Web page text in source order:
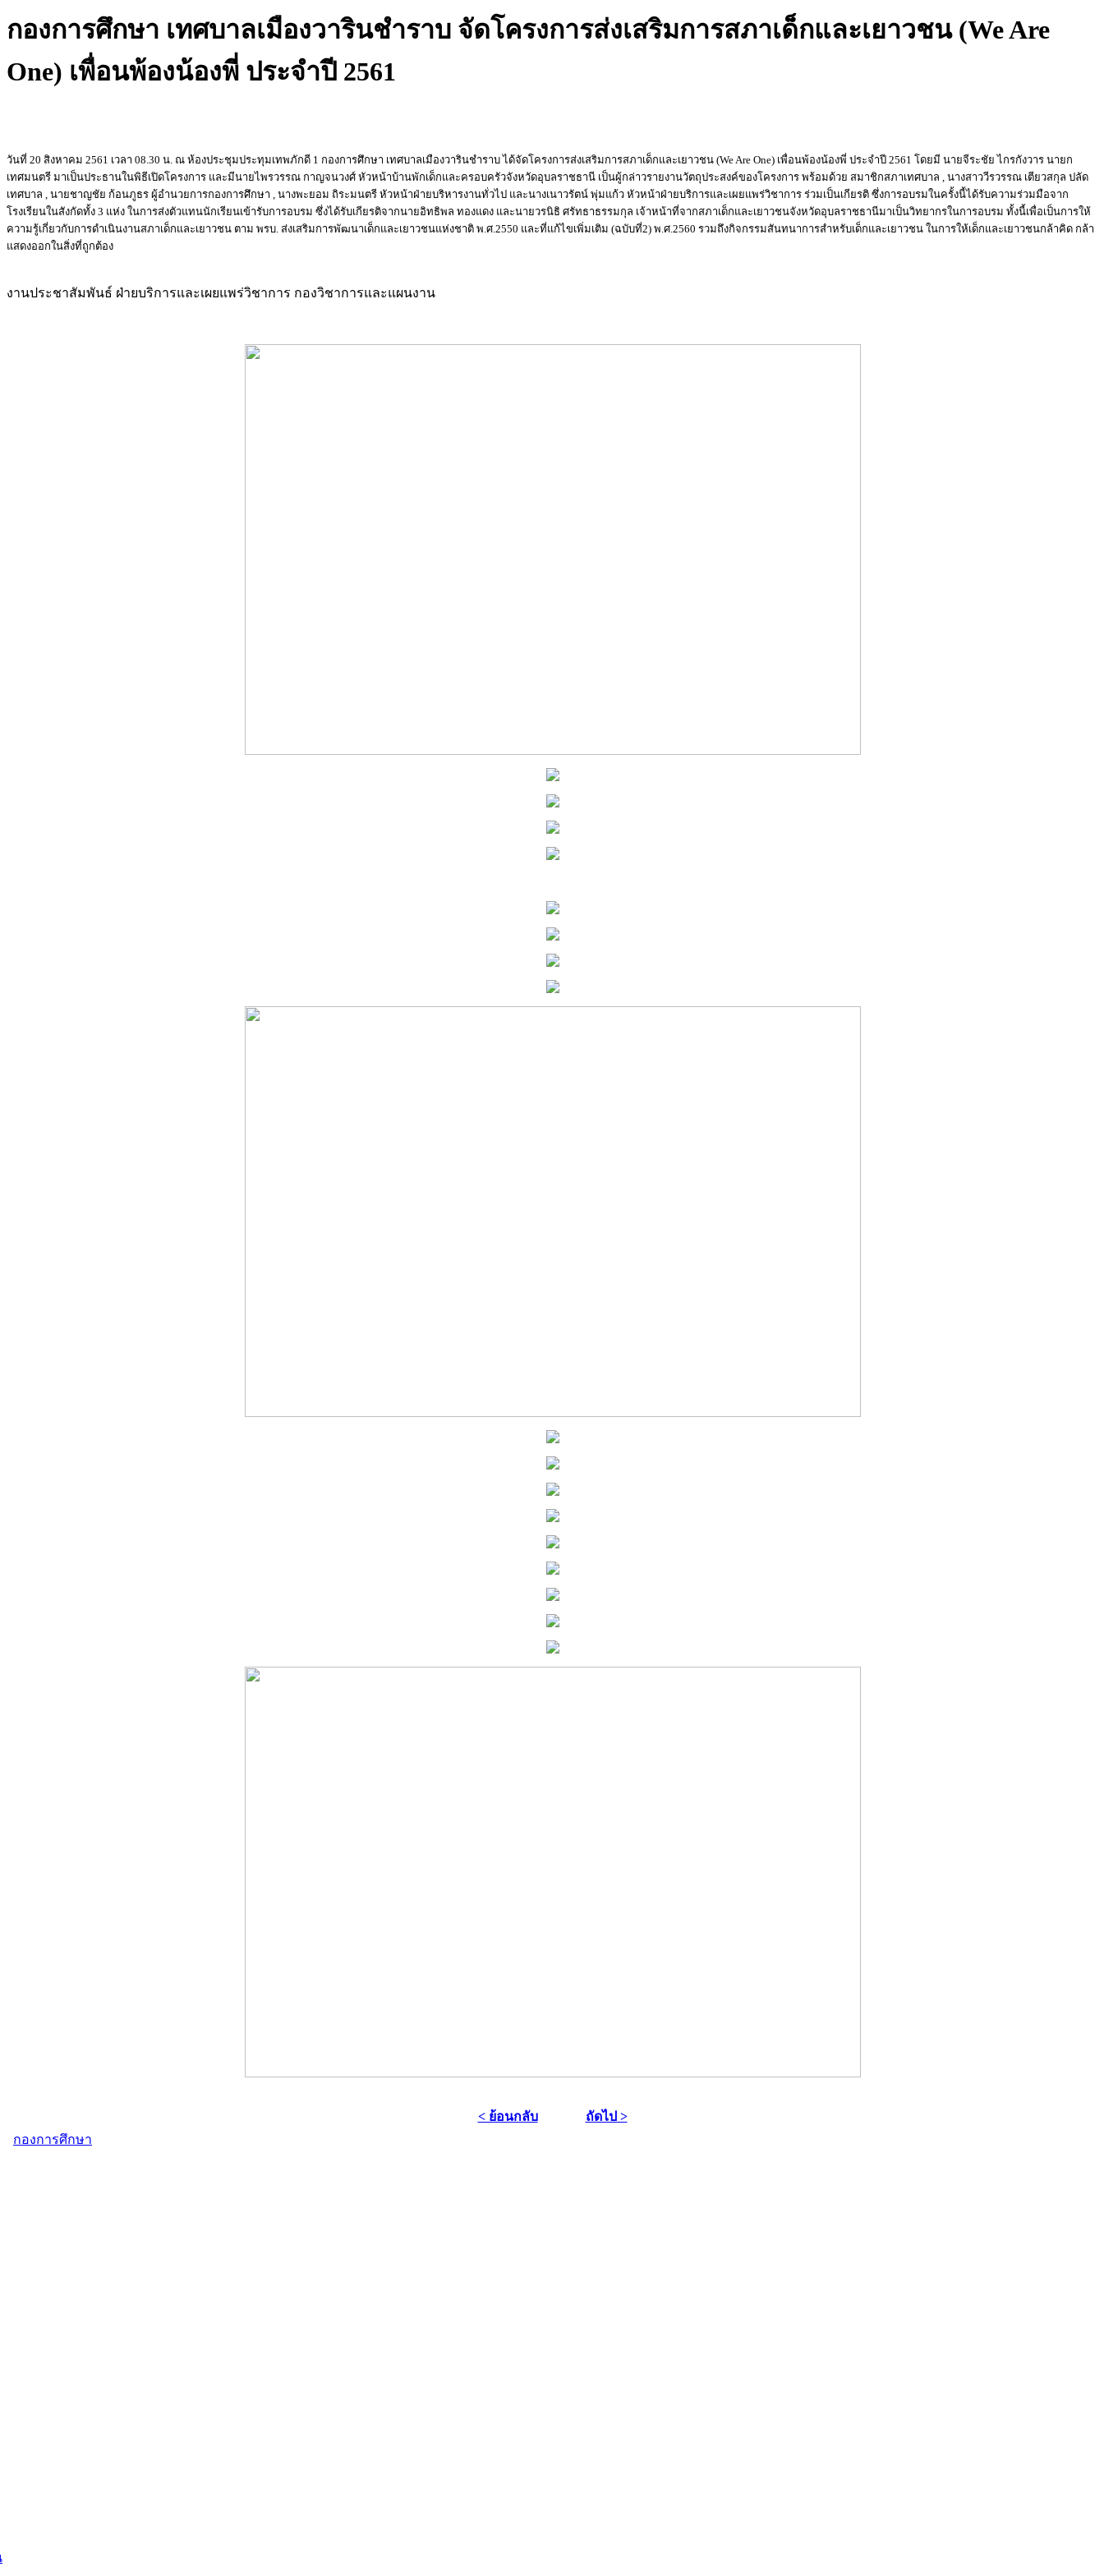
กองการศึกษา เทศบาลเมืองวารินชำราบ จัดโครงการส่งเสริมการสภาเด็กและเยาวชน (We Are
One) เพื่อนพ้องน้องพี่ ประจำปี 2561
วันที่ 20 สิงหาคม 2561 เวลา 08.30 น. ณ ห้องประชุมประทุมเทพภักดี 1 กองการศึกษา เทศบาลเมืองวารินชำราบ ได้จัดโครงการส่งเสริมการสภาเด็กและเยาวชน (We Are One) เพื่อนพ้องน้องพี่ ประจำปี 2561 โดยมี นายจีระชัย ไกรกังวาร นายก
เทศมนตรี มาเป็นประธานในพิธีเปิดโครงการ และมีนายไพรวรรณ กาญจนวงศ์ หัวหน้าบ้านพักเด็กและครอบครัวจังหวัดอุบลราชธานี เป็นผู้กล่าวรายงานวัตถุประสงค์ของโครงการ พร้อมด้วย สมาชิกสภาเทศบาล , นางสาววีรวรรณ เตียวสกุล ปลัด
เทศบาล , นายชาญชัย ก้อนภูธร ผู้อำนวยการกองการศึกษา , นางพะยอม ถิระมนตรี หัวหน้าฝ่ายบริหารงานทั่วไป และนางเนาวรัตน์ พุ่มแก้ว หัวหน้าฝ่ายบริการและเผยแพร่วิชาการ ร่วมเป็นเกียรติ ซึ่งการอบรมในครั้งนี้ได้รับความร่วมมือจาก
โรงเรียนในสังกัดทั้ง 3 แห่ง ในการส่งตัวแทนนักเรียนเข้ารับการอบรม ซึ่งได้รับเกียรติจากนายอิทธิพล ทองแดง และนายวรนิธิ ศรัทธาธรรมกุล เจ้าหน้าที่จากสภาเด็กและเยาวชนจังหวัดอุบลราชธานีมาเป็นวิทยากรในการอบรม ทั้งนี้เพื่อเป็นการให้
ความรู้เกี่ยวกับการดำเนินงานสภาเด็กและเยาวชน ตาม พรบ. ส่งเสริมการพัฒนาเด็กและเยาวชนแห่งชาติ พ.ศ.2550 และที่แก้ไขเพิ่มเติม (ฉบับที่2) พ.ศ.2560 รวมถึงกิจกรรมสันทนาการสำหรับเด็กและเยาวชน ในการให้เด็กและเยาวชนกล้าคิด กล้า
แสดงออกในสิ่งที่ถูกต้อง
งานประชาสัมพันธ์ ฝ่ายบริการและเผยแพร่วิชาการ กองวิชาการและแผนงาน
< ย้อนกลับ
ถัดไป >
กองการศึกษา